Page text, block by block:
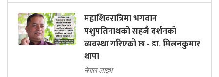
महाशिवरात्रिमा भगवान
पशुपतिनाथको सहजै दर्शनको
व्यवस्था गरिएको छ - डा. मिलनकुमार
थापा
नेपाल लाइभ